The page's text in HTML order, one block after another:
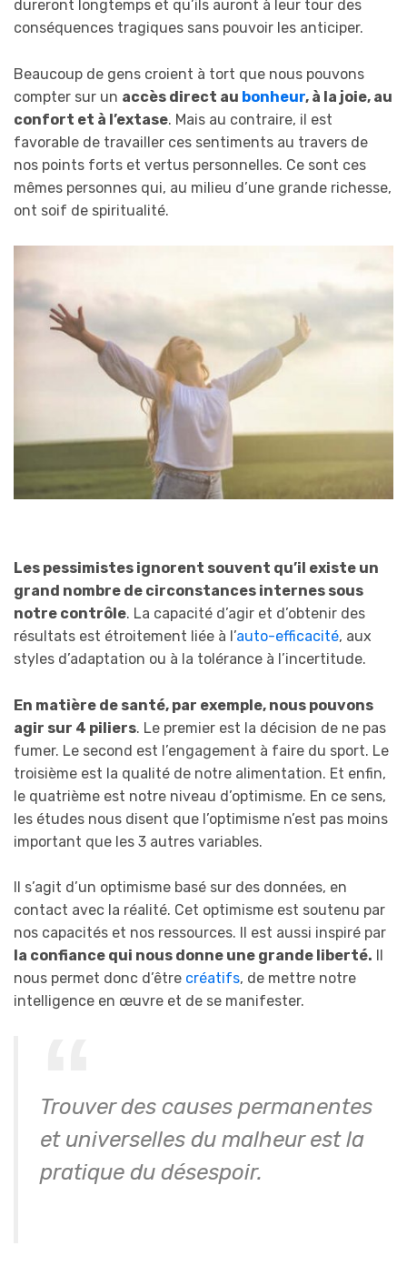
dureront longtemps et qu’ils auront à leur tour des
conséquences tragiques sans pouvoir les anticiper.
Beaucoup de gens croient à tort que nous pouvons
compter sur un accès direct au bonheur, à la joie, au
confort et à l’extase. Mais au contraire, il est
favorable de travailler ces sentiments au travers de
nos points forts et vertus personnelles. Ce sont ces
mêmes personnes qui, au milieu d’une grande richesse,
ont soif de spiritualité.
Les pessimistes ignorent souvent qu’il existe un
grand nombre de circonstances internes sous
notre contrôle. La capacité d’agir et d’obtenir des
résultats est étroitement liée à l’auto-efficacité, aux
styles d’adaptation ou à la tolérance à l’incertitude.
En matière de santé, par exemple, nous pouvons
agir sur 4 piliers. Le premier est la décision de ne pas
fumer. Le second est l’engagement à faire du sport. Le
troisième est la qualité de notre alimentation. Et enfin,
le quatrième est notre niveau d’optimisme. En ce sens,
les études nous disent que l’optimisme n’est pas moins
important que les 3 autres variables.
Il s’agit d’un optimisme basé sur des données, en
contact avec la réalité. Cet optimisme est soutenu par
nos capacités et nos ressources. Il est aussi inspiré par
la confiance qui nous donne une grande liberté.
nous permet donc d’être créatifs, de mettre notre
intelligence en œuvre et de se manifester.
Trouver des causes permanentes
et universelles du malheur est la
pratique du désespoir.